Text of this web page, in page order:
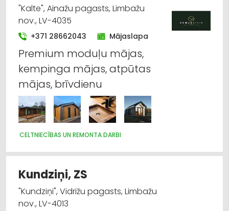
"Kalte", Ainažu pagasts, Limbažu
nov., LV-4035
+371 28662043 Mājaslapa
Premium moduļu mājas,
kempinga mājas, atpūtas
mājas, brīvdienu
CELTNIECĪBAS UN REMONTA DARBI
Kundziņi, ZS
"Kundziņi", Vidrižu pagasts, Limbažu
nov., LV-4013